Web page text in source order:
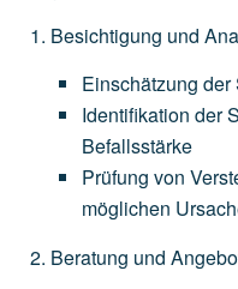
Besichtigung und
Einschätzung der
Identifikation der
Befallsstärke
Prüfung von
möglichen
Beratung und